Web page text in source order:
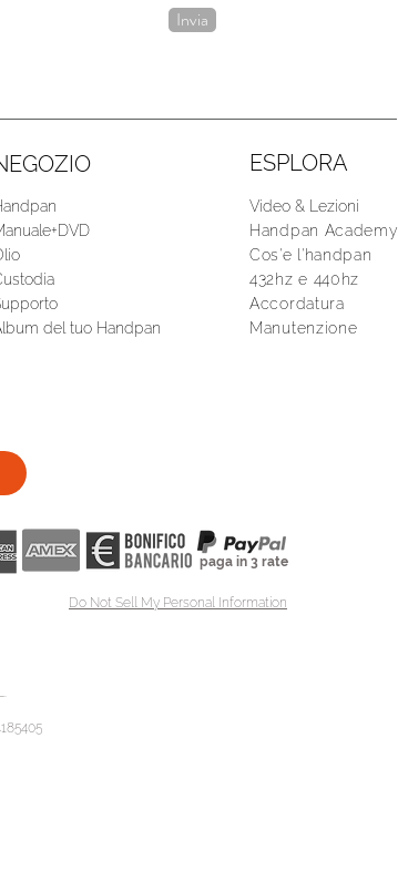
Invia
del tuo Handpan
ESPLORA
Video & Lezioni
Handpan Academy
Cos'e l'handpan
432hz e 440hz
Accordatura
Manutenzione
paga in 3 rate
Do Not Sell My Personal Information